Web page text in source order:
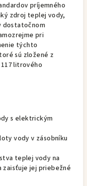
príjemného
zdroj teplej vody,
dostatočnom
pri
týchto
sú zložené z
litrového
s elektrickým
vody v zásobníku
teplej vody na
zaisťuje jej priebežné